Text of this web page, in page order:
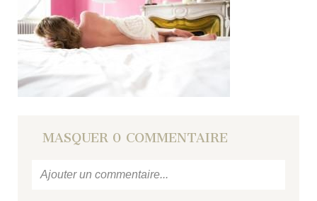
MASQUER 0 COMMENTAIRE
Ajouter un commentaire...